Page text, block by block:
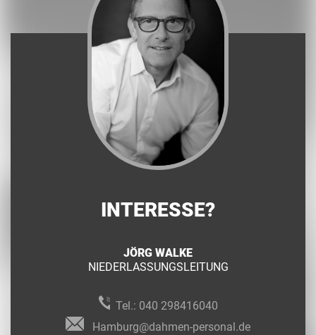
INTERESSE?
JÖRG WALKE
NIEDERLASSUNGSLEITUNG
Tel.: 040 298416040
Hamburg@dahmen-personal.de